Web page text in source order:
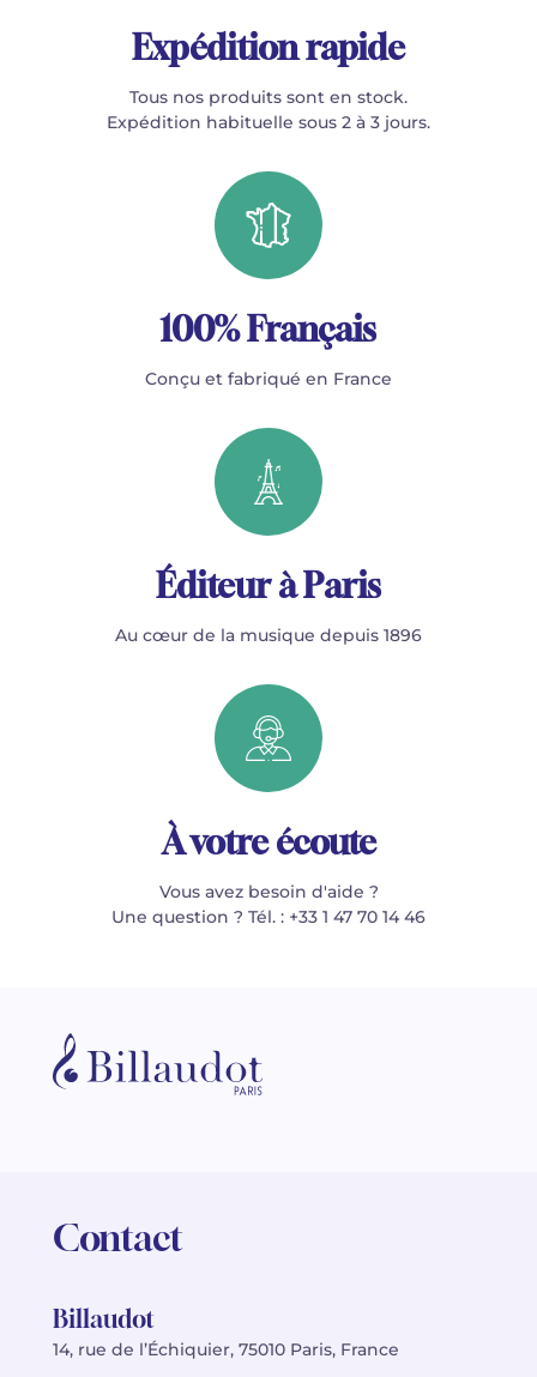
Expédition rapide
Tous nos produits sont en stock.
Expédition habituelle sous 2 à 3 jours.
100% Français
Conçu et fabriqué en France
Éditeur à Paris
Au cœur de la musique depuis 1896
À votre écoute
Vous avez besoin d'aide ?
Une question ? Tél. : +33 1 47 70 14 46
Contact
Billaudot
14, rue de l’Échiquier, 75010 Paris, France